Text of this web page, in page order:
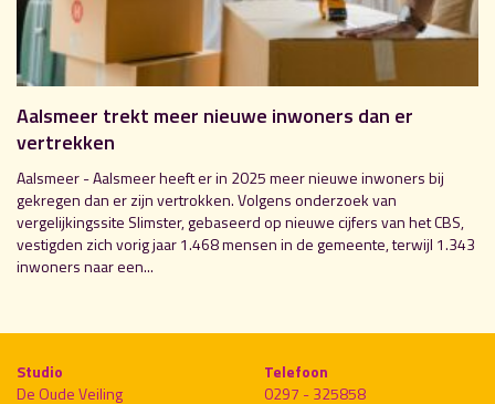
Aalsmeer trekt meer nieuwe inwoners dan er
vertrekken
Aalsmeer - Aalsmeer heeft er in 2025 meer nieuwe inwoners bij
gekregen dan er zijn vertrokken. Volgens onderzoek van
vergelijkingssite Slimster, gebaseerd op nieuwe cijfers van het CBS,
vestigden zich vorig jaar 1.468 mensen in de gemeente, terwijl 1.343
inwoners naar een...
Studio
De Oude Veiling
Telefoon
0297 - 325858